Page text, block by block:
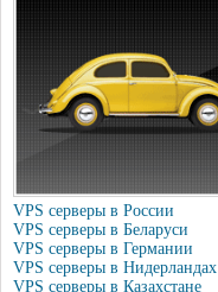
VPS серверы в России
VPS серверы в Беларуси
VPS серверы в Германии
VPS серверы в Нидерландах
VPS серверы в Казахстане